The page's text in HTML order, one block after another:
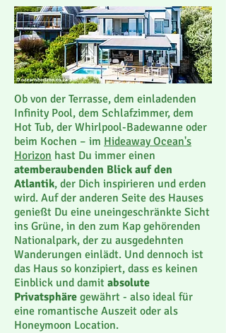
Ob von der Terrasse, dem einladenden
Infinity Pool, dem Schlafzimmer, dem
Hot Tub, der Whirlpool-Badewanne oder
beim Kochen – im Hideaway Ocean's
Horizon hast Du immer einen
atemberaubenden Blick auf den
Atlantik, der Dich inspirieren und erden
wird. Auf der anderen Seite des Hauses
genießt Du eine uneingeschränkte Sicht
ins Grüne, in den zum Kap gehörenden
Nationalpark, der zu ausgedehnten
Wanderungen einlädt. Und dennoch ist
das Haus so konzipiert, dass es keinen
Einblick und damit absolute
Privatsphäre gewährt - also ideal für
eine romantische Auszeit oder als
Honeymoon Location.